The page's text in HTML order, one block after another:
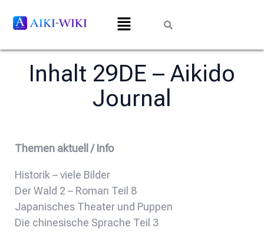
Inhalt 29DE – Aikido
Journal
Themen aktuell / Info
Historik – viele Bilder
Der Wald 2 – Roman Teil 8
Japanisches Theater und Puppen
Die chinesische Sprache Teil 3